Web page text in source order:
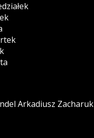
Arkadiusz Zacharuk